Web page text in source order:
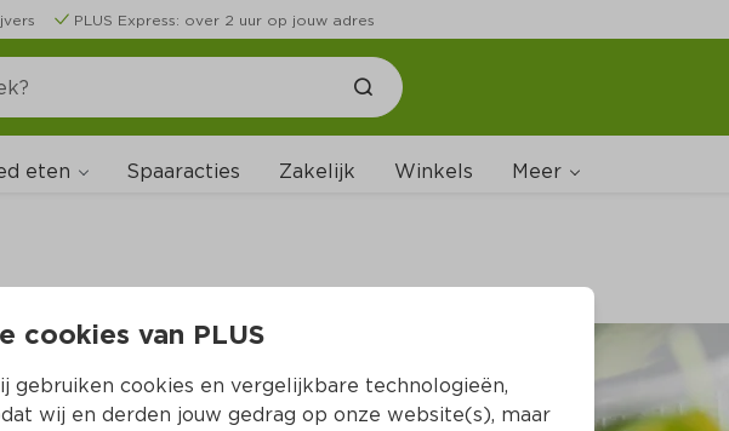
PLUS Express: over 2 uur op jouw adres
eten Spaaracties Zakelijk Winkels Meer
Wijnshop
Boodschappenlijstjes
cookies van PLUS
gebruiken cookies en vergelijkbare technologieën,
wij en derden jouw gedrag op onze website(s), maar